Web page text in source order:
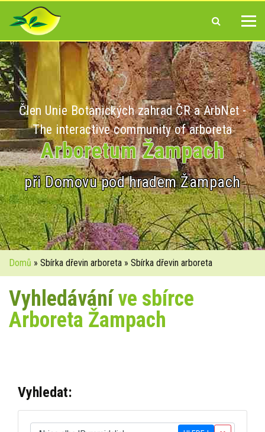
Člen Unie Botanických zahrad ČR a ArbNet -
The interactive community of arboreta
Arboretum Žampach
při Domovu pod hradem Žampach
Domů » Sbírka dřevin arboreta » Sbírka dřevin arboreta
Vyhledáváníve sbírce
Arboreta Žampach
Vyhledat: